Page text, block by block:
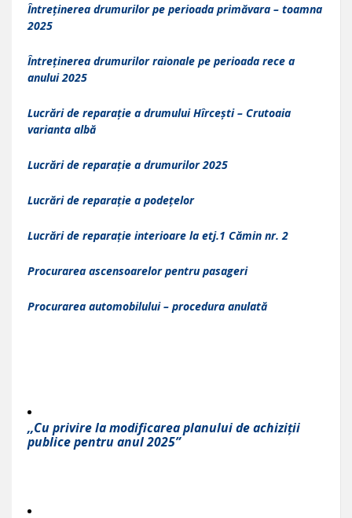
Întreținerea drumurilor pe perioada primăvara – toamna
2025
Întreținerea drumurilor raionale pe perioada rece a
anului 2025
Lucrări de reparație a drumului Hîrcești – Crutoaia
varianta albă
Lucrări de reparație a drumurilor 2025
Lucrări de reparație a podețelor
Lucrări de reparație interioare la etj.1 Cămin nr. 2
Procurarea ascensoarelor pentru pasageri
Procurarea automobilului – procedura anulată
,,Cu privire la modificarea planului de achiziții
publice pentru anul 2025”